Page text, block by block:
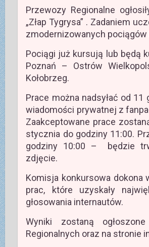
Przewozy Regionalne
„Złap Tygrysa” . Zadaniem
zmodernizowanych pociągów
Pociągi już kursują lub będą
Poznań – Ostrów
Kołobrzeg.
Prace można nadsyłać od
wiadomości prywatnej z
Zaakceptowane prace
stycznia do godziny 11:00.
godziny 10:00 – będzie
zdjęcie.
Komisja konkursowa
prac, które uzyskały
głosowania internautów.
Wyniki zostaną
Regionalnych oraz na stronie